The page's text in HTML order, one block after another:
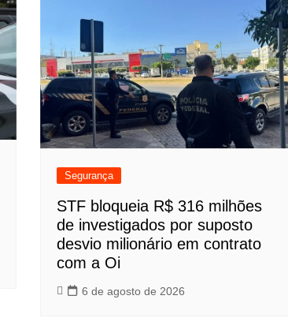
Segurança
STF bloqueia R$ 316 milhões
de investigados por suposto
desvio milionário em contrato
com a Oi
6 de agosto de 2026